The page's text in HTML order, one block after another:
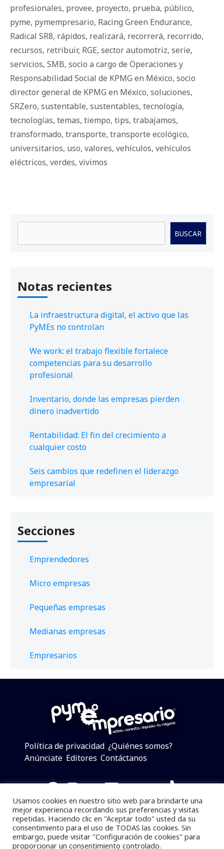
profesionales, provee, proyecto, prueba, público,
pyme, pymempresario, Racing Green Endurance,
Radical SR8, rápidos, realizará, recorrerá, recorrido,
recursos, retribuir, RGE, sector automotriz, serie,
servicios, SMB, socio a cargo de Operaciones y
Responsabilidad Social de KPMG en México, socio
director general de KPMG en México, soluciones,
SRZero, sustentable, sustentables, tecnología,
tecnologías, temas, tiempo, tips, trabajamos,
transformado, transporte, transporte ecológico,
universitarios, uso, valores, vehículos, vehículos
eléctricos, verdes, vivimos
BUSCAR
Notas recientes
La infraestructura digital, el activo que las
PyMEs no controlan
We work: el trabajo flexible fortalece
competencias para su desarrollo
profesional
Inventario, donde las empresas pierden
dinero inadvertido
Rentabilidad: El fin del crecimiento a
cualquier costo
Seis cambios que redefinen el liderazgo
empresarial
Secciones
Emprendedores
Micro empresas
Pequeñas empresas
Medianas empresas
Empresarios
Política de privacidad ¿Quiénes somos?
Anúnciate Editores Contáctanos
Facebook
Instagram
Twitter
LinkedIn
Telegram
YouTube
TikTok
Pymempresario © 2025 Todos los derechos reservados.
Usamos cookies en nuestro sitio web para brindarte una
mejor experiencia recordando sus preferencias y visitas
repetidas. Haciendo clic en "Aceptar todo" usted da su
consentimiento para el uso de TODAS las cookies. Sin
embargo, puede visitar "Configuración de cookies" para
proporcionar un consentimiento controlado.